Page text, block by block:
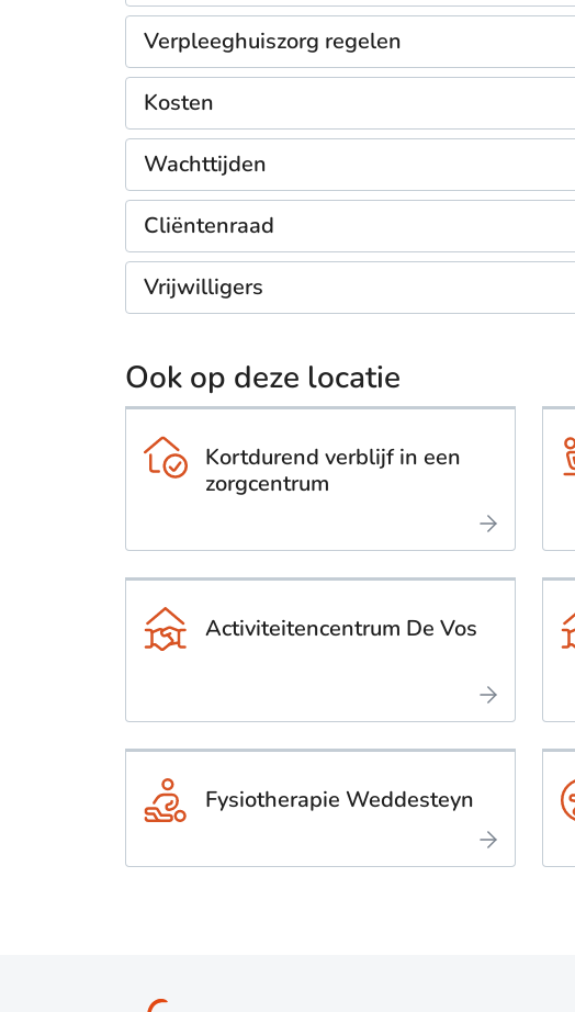
Verpleeghuiszorg regelen
Kosten
Wachttijden
Cliëntenraad
Vrijwilligers
Ook op deze locatie
Kortdurend verblijf in een
zorgcentrum
Activiteitencentrum De Vos
Fysiotherapie Weddesteyn